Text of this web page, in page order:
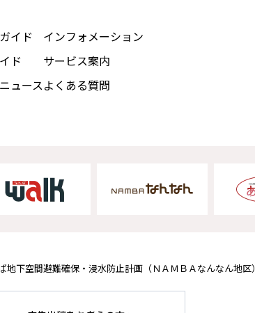
イド
ド
ュース
インフォメーション
サービス案内
よくある質問
地下空間避難確保・浸水防止計画（ＮＡＭＢＡなんなん地区）